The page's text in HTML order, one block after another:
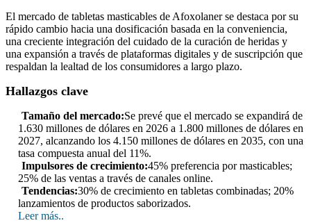
El mercado de tabletas masticables de Afoxolaner se destaca por su
rápido cambio hacia una dosificación basada en la conveniencia,
una creciente integración del cuidado de la curación de heridas y
una expansión a través de plataformas digitales y de suscripción que
respaldan la lealtad de los consumidores a largo plazo.
Hallazgos clave
Tamaño del mercado:Se prevé que el mercado se expandirá de
1.630 millones de dólares en 2026 a 1.800 millones de dólares en
2027, alcanzando los 4.150 millones de dólares en 2035, con una
tasa compuesta anual del 11%.
Impulsores de crecimiento:45% preferencia por masticables;
25% de las ventas a través de canales online.
Tendencias:30% de crecimiento en tabletas combinadas; 20%
lanzamientos de productos saborizados.
Leer más..